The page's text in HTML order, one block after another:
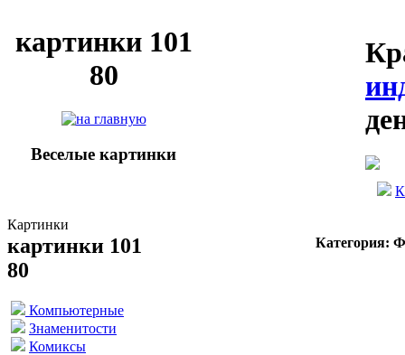
картинки 101
80
Веселые картинки
Картинки
картинки 101
80
Компьютерные
Знаменитости
Комиксы
Категория: